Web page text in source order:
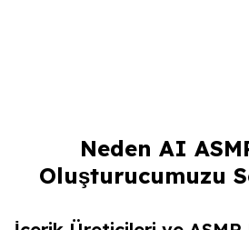
Neden AI
Oluşturucumuzu